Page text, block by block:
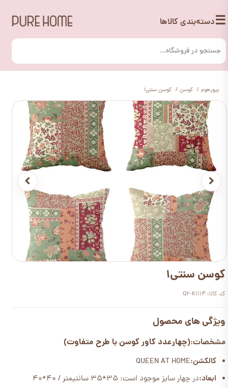
☰دسته‌بندی کالاها
پیورهوم کوسن کوسن سنتی1
کوسن سنتی1
کد کالا: Q2-K1114
ویژگی های محصول
مشخصات:(چهارعدد کاور کوسن با طرح متفاوت)
کالکشن:QUEEN AT HOME
ابعاد:
در چهار سایز موجود است: 35*35 سانتیمتر / 40*40